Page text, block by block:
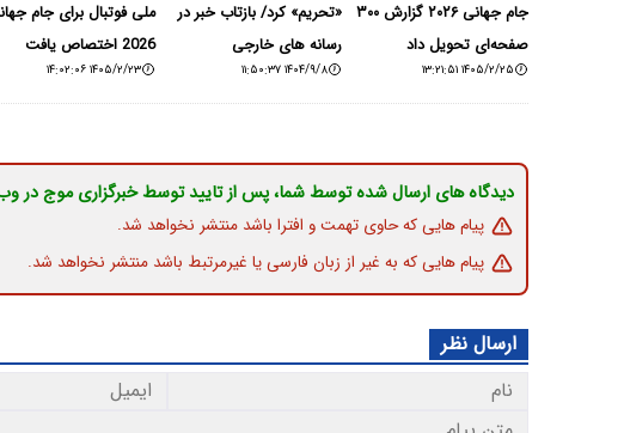
جام جهانی ۲۰۲۶ گزارش ۳۰۰
صفحه‌ای تحویل داد
۱۴۰۵/۲/۲۵ ۱۳:۲۱:۵۱
«تحریم» کرد/ بازتاب خبر در
رسانه های خارجی
۱۴۰۴/۹/۸ ۱۱:۵۰:۳۷
ملی فوتبال برای جام
2026 اختصاص یافت
۱۴۰۵/۲/۲۳ ۱۴:۰۲:۰۶
دیدگاه های ارسال شده توسط شما، پس از تایید توسط خبرگزاری موج در
پیام هایی که حاوی تهمت و افترا باشد منتشر نخواهد شد.
پیام هایی که به غیر از زبان فارسی یا غیرمرتبط باشد منتشر نخواهد شد.
ارسال نظر